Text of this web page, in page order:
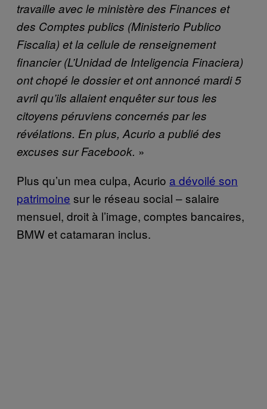
travaille avec le ministère des Finances et
des Comptes publics (Ministerio Publico
Fiscalia) et la cellule de renseignement
financier (L’Unidad de Inteligencia Finaciera)
ont chopé le dossier et ont annoncé mardi 5
avril qu’ils allaient enquêter sur tous les
citoyens péruviens concernés par les
révélations. En plus, Acurio a publié des
excuses sur Facebook. »
Plus qu’un mea culpa, Acurio a dévoilé son
patrimoine sur le réseau social – salaire
mensuel, droit à l’image, comptes bancaires,
BMW et catamaran inclus.